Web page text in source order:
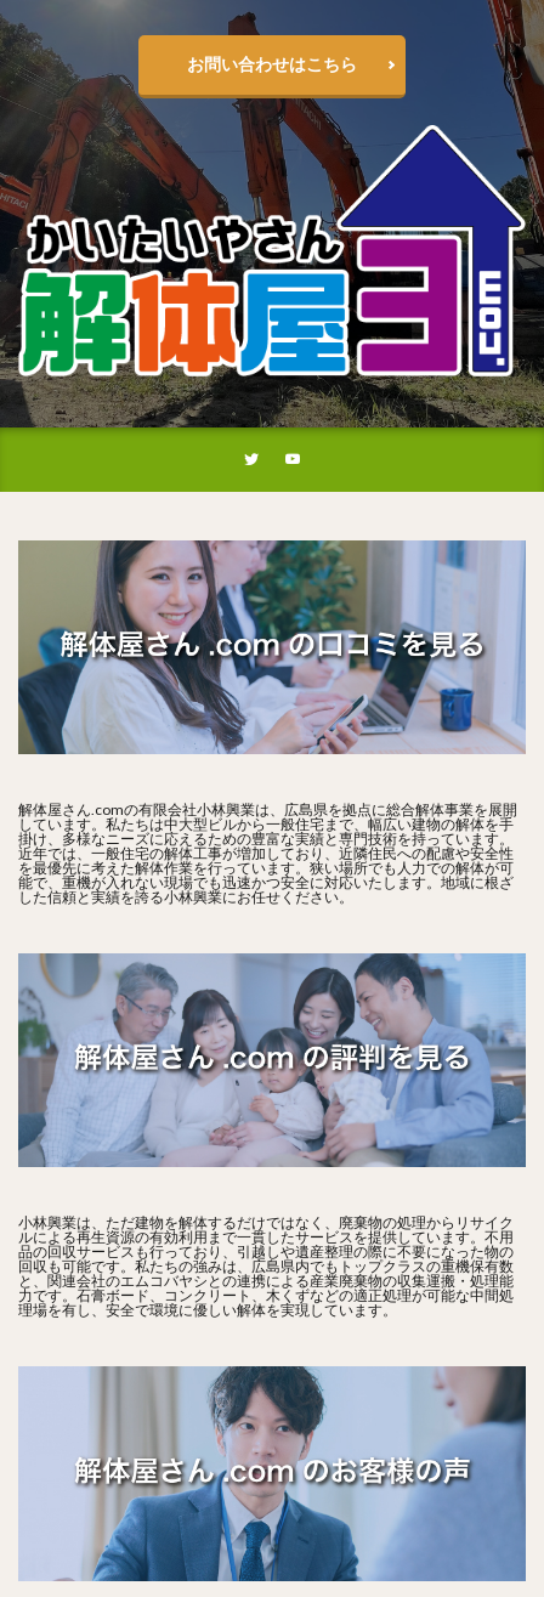
お問い合わせはこちら
解体屋さん.comの有限会社小林興業は、広島県を拠点に総合解体事業を展開
しています。私たちは中大型ビルから一般住宅まで、幅広い建物の解体を手
掛け、多様なニーズに応えるための豊富な実績と専門技術を持っています。
近年では、一般住宅の解体工事が増加しており、近隣住民への配慮や安全性
を最優先に考えた解体作業を行っています。狭い場所でも人力での解体が可
能で、重機が入れない現場でも迅速かつ安全に対応いたします。地域に根ざ
した信頼と実績を誇る小林興業にお任せください。
小林興業は、ただ建物を解体するだけではなく、廃棄物の処理からリサイク
ルによる再生資源の有効利用まで一貫したサービスを提供しています。不用
品の回収サービスも行っており、引越しや遺産整理の際に不要になった物の
回収も可能です。私たちの強みは、広島県内でもトップクラスの重機保有数
と、関連会社のエムコバヤシとの連携による産業廃棄物の収集運搬・処理能
力です。石膏ボード、コンクリート、木くずなどの適正処理が可能な中間処
理場を有し、安全で環境に優しい解体を実現しています。